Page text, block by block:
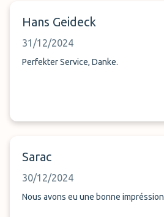
Hans Geideck
31/12/2024
Perfekter Service, Danke.
Sarac
30/12/2024
Nous avons eu une bonne impréssion